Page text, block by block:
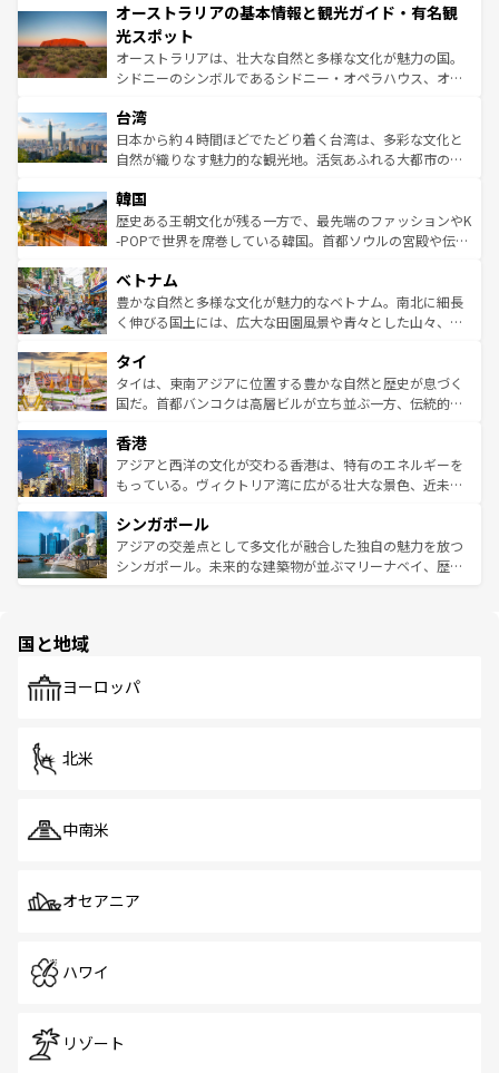
部のニューオーリンズでは、音楽と美食が融合した独特の
文化が魅力。旅行者はアメリカの各地域で異なる魅力を楽
しみながら、その多様性と豊かな歴史を感じることができ
るだろう。車でのロードトリップや列車の旅も、アメリカ
情報は
ワイ島は見逃せない。また、定番の観光地といえばオアフ
島だが、静かな自然を求めるならマウイ島やカウアイ島が
おすすめ。エメラルドグリーンに輝く海をはじめ、豊かな
文化や歴史が息づいている。「アロハスピリット」と呼ば
人々、おいしいローカルフードやハワイアンミュージッ
ク、伝統的なフラダンスなど、すべてがハワイの魅力を彩
っている。訪れるたびに新しい発見と感動が待っているハ
はコンテンツ一覧
オーストラリアの基本情報と観光ガイド・有名観
光スポット
オーストラリアは、壮大な自然と多様な文化が魅力の国。
シドニーのシンボルであるシドニー・オペラハウス、オー
リアリーフや大陸中央部にそびえるウルル（エアーズロッ
ク）、タスマニアの美しい原生林やケアンズの熱帯雨林な
ど、見どころがたくさん。また、カフェやワイン、オージ
いる。アクティビティも充実しており、サーフィンやダイ
ビング、ハイキングなど、アウトドア好きにはたまらな
い。オーストラリアの多彩な魅力を存分に味わいつくそ
参照してほしい。
台湾
日本から約４時間ほどでたどり着く台湾は、多彩な文化と
自然が織りなす魅力的な観光地。活気あふれる大都市の台
ン）、静ひつな山岳地帯である台湾東部など、都市の喧騒
と山間の静けさが共存しており、訪れる人に新しい発見と
驚きをもたらしてくれる。また、奥深い台湾の食文化も魅
容にもいいと評判のスイーツなど、バラエティ豊かな料理
が味わえる。 なお、新着の台湾情報は コンテンツ一覧を参
照してほしい。
韓国
歴史ある王朝文化が残る一方で、最先端のファッションやK
-POPで世界を席巻している韓国。首都ソウルの宮殿や伝統
き、地方に足を延ばせば四季折々の自然美を楽しむことが
できる。そして、キムチや焼肉、絶品のストリートフード
まで、さまざまな韓国料理が待っている。夜には、韓国な
リティに包まれながら、韓国の多彩な魅力を心ゆくまで味
わってみてほしい。 なお、新着の韓国情報はコンテンツ一
覧を参照してほしい。
ベトナム
豊かな自然と多様な文化が魅力的なベトナム。南北に細長
く伸びる国土には、広大な田園風景や青々とした山々、世
急速な発展と共に伝統が息づく。ハノイの古い町並みやホ
ーチミン市のフランス統治時代の建物も、独特の雰囲気を
醸し出している。また、バラエティの豊かさとおいしさで
とつ。フォーやバインミー、ベトナムコーヒーなどは、ぜ
ひ現地で味わいたい。どの地域を訪れてもあたたかい人々
が旅行者を迎えてくれるので、きっと忘れられない旅にな
参照してほしい。
タイ
タイは、東南アジアに位置する豊かな自然と歴史が息づく
国だ。首都バンコクは高層ビルが立ち並ぶ一方、伝統的な
の活気が交差している。北部ではチェンマイなどの山岳地
帯で自然と触れ合い、南部ではプーケットやクラビの美し
いビーチでリゾート気分を楽しむことができる。タイ料理
激する。気候は一年中温暖で、どの季節にも異なる楽しみ
が待っている。親しみやすいタイの人々、仏教を中心とし
た文化、そして多様な観光資源が、訪れる旅人を魅了し続
香港
アジアと西洋の文化が交わる香港は、特有のエネルギーを
もっている。ヴィクトリア湾に広がる壮大な景色、近未来
み、どこを訪れても感動するはず。観光スポットが密集し
ており、効率よく見どころを回れるのも魅力。息をのむよ
うな絶景から文化的な体験まで、香港を存分に楽しみ尽く
シンガポール
アジアの交差点として多文化が融合した独自の魅力を放つ
シンガポール。未来的な建築物が並ぶマリーナベイ、歴史
で、ホーカーズは地元の風情を楽しめる外せないスポット
国と地域
ヨーロッパ
北米
中南米
オセアニア
ハワイ
リゾート